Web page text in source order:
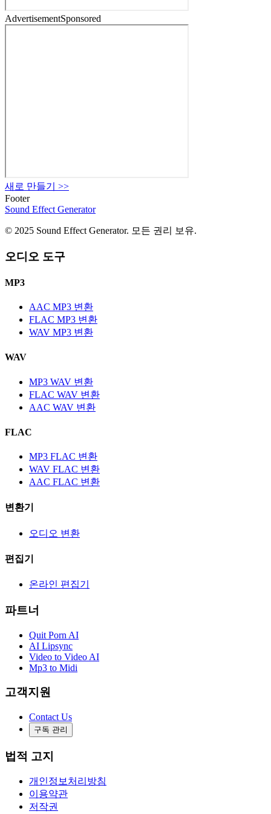
AdvertisementSponsored
새로 만들기
>>
Footer
Sound Effect Generator
© 2025 Sound Effect Generator. 모든 권리 보유.
오디오 도구
MP3
AAC MP3 변환
FLAC MP3 변환
WAV MP3 변환
WAV
MP3 WAV 변환
FLAC WAV 변환
AAC WAV 변환
FLAC
MP3 FLAC 변환
WAV FLAC 변환
AAC FLAC 변환
변환기
오디오 변환
편집기
온라인 편집기
파트너
Quit Porn AI
AI Lipsync
Video to Video AI
Mp3 to Midi
고객지원
Contact Us
구독 관리
법적 고지
개인정보처리방침
이용약관
저작권